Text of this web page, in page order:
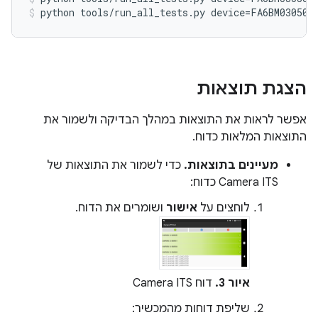
python tools/run_all_tests.py
הצגת תוצאות
אפשר לראות את התוצאות במהלך הבדיקה ולשמור את
התוצאות המלאות כדוח.
מעיינים בתוצאות. כדי לשמור את התוצאות של
Camera ITS כדוח:
לוחצים על אישור ושומרים את הדוח.
איור 3.
דוח Camera ITS
שליפת דוחות מהמכשיר: